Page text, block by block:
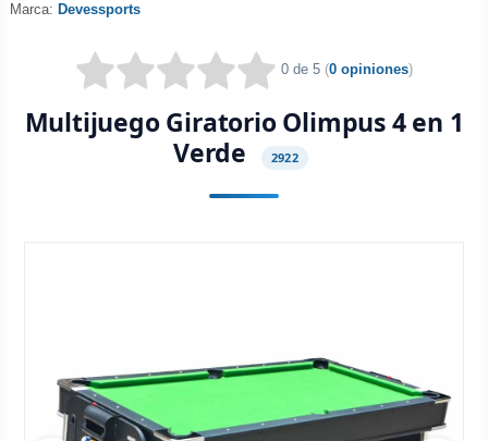
0 de 5 (0 opiniones)
Multijuego Giratorio Olimpus 4 en 1
Verde
2922
Marca: Devessports